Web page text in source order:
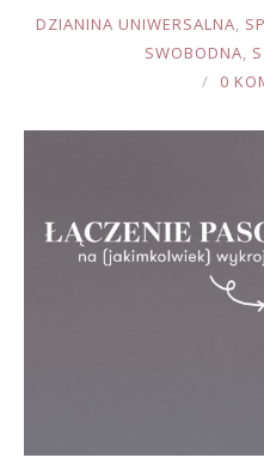
JOULE
DZIANINA UNIWERSALNA,
SWOBODNA,
0